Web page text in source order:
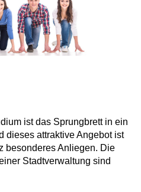
ist das Sprungbrett in ein
dieses attraktive Angebot ist
besonderes Anliegen. Die
Stadtverwaltung sind